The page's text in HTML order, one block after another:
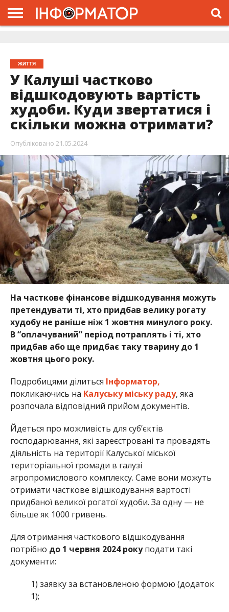
ЖИТТЯ
У Калуші частково
відшкодовують вартість
худоби. Куди звертатися і
скільки можна отримати?
Опубліковано 21.05.2024
На часткове фінансове відшкодування можуть
претендувати ті, хто придбав велику рогату
худобу не раніше ніж 1 жовтня минулого року.
В “оплачуваний” період потраплять і ті, хто
придбав або ще придбає таку тварину до 1
жовтня цього року.
Подробицями ділиться Інформатор,
покликаючись на Калуську міську раду, яка
розпочала відповідний прийом документів.
Йдеться про можливість для суб’єктів
господарювання, які зареєстровані та провадять
діяльність на території Калуської міської
територіальної громади в галузі
агропромислового комплексу. Саме вони можуть
отримати часткове відшкодування вартості
придбаної великої рогатої худоби. За одну — не
більше як 1000 гривень.
Для отримання часткового відшкодування
потрібно до 1 червня 2024 рокуподати такі
документи:
1) заявку за встановленою формою (додаток
1);